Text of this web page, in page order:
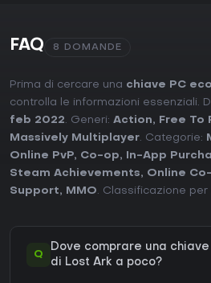
FAQ 8 DOMANDE
Prima di cercare una chiave PC
controlla le informazioni essenziali.
feb 2022. Generi: Action, Free To
Massively Multiplayer. Categorie:
Online PvP, Co-op, In-App
Steam Achievements, Online
Support, MMO. Classificazione per
Q
Dove comprare una
di Lost Ark a poco?